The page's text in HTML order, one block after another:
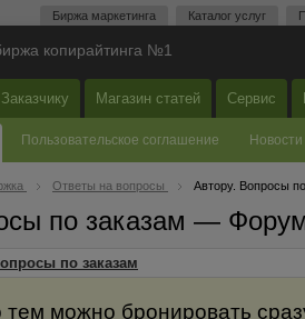
Биржа маркетинга Каталог услуг
копирайтинга №1
Заказчику Магазин статей Сервис
Пользовательское соглашение Новости
Ответы на вопросы Автору. Вопросы
по заказам —
по заказам
тем можно бронировать